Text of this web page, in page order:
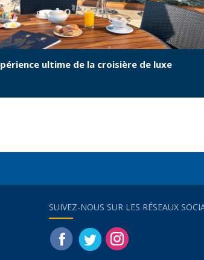
ultime de la croisière de luxe
SUIVEZ-NOUS SUR LES RÉSEAUX